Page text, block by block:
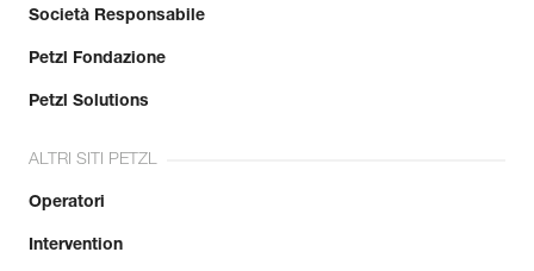
Società Responsabile
Petzl Fondazione
Petzl Solutions
ALTRI SITI PETZL
Operatori
Intervention